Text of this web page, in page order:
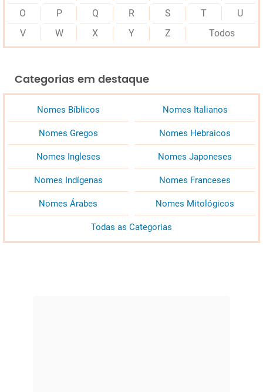
O
P Q R S T
U
V
W X Y Z Todos
Categorias em destaque
Nomes Bíblicos Nomes Italianos
Nomes Gregos Nomes Hebraicos
Nomes Ingleses Nomes Japoneses
Nomes Indígenas Nomes Franceses
Nomes Árabes Nomes Mitológicos
Todas as Categorias